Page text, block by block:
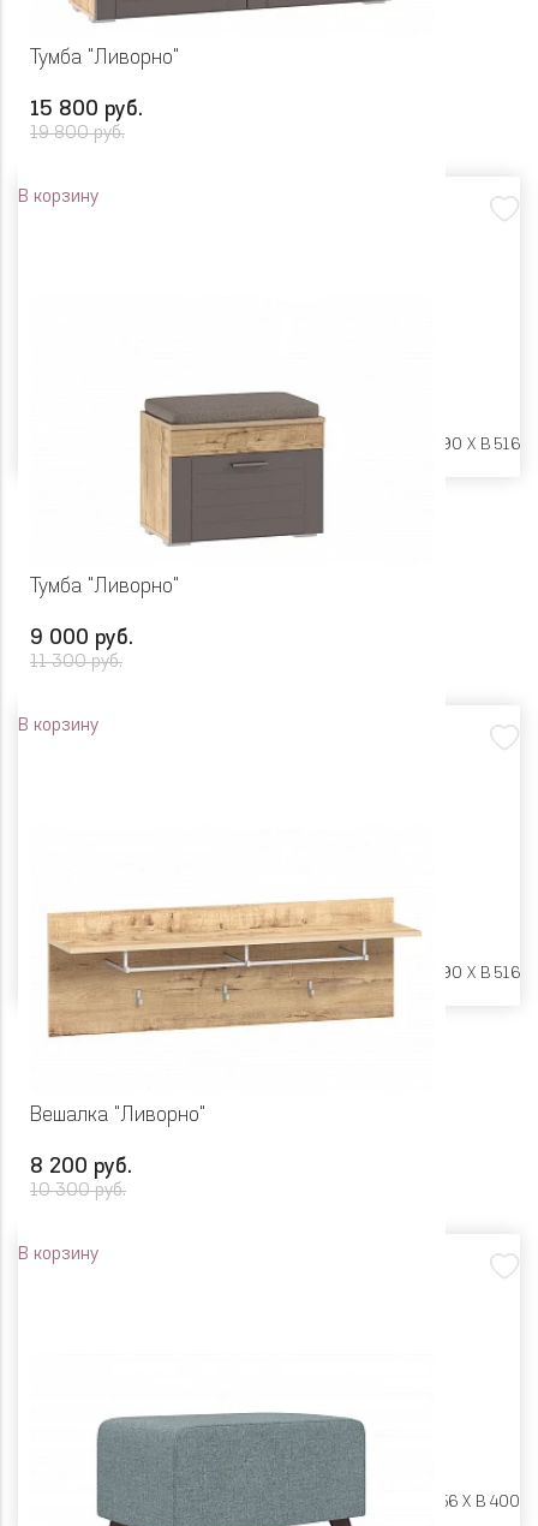
Тумба "Ливорно"
15 800 руб.
19 800 руб.
В корзину
Ш 1204 X Г 390 X В 516
Тумба "Ливорно"
9 000 руб.
11 300 руб.
В корзину
Размеры: Ш 602 X Г 390 X В 516
Вешалка "Ливорно"
8 200 руб.
10 300 руб.
В корзину
Ш 1204 X Г 256 X В 400